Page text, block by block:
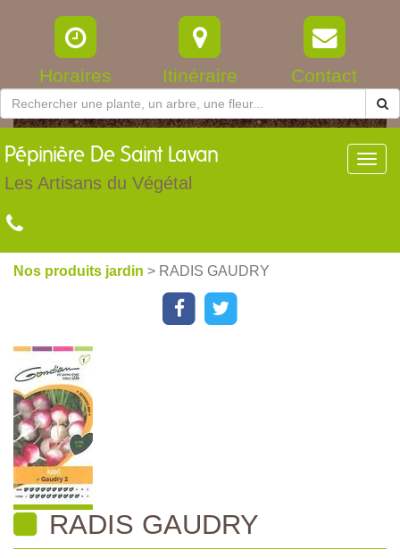
Horaires Itinéraire Contact
Pépinière De Saint Lavan
Les Artisans du Végétal
Nos produits jardin > RADIS GAUDRY
RADIS GAUDRY